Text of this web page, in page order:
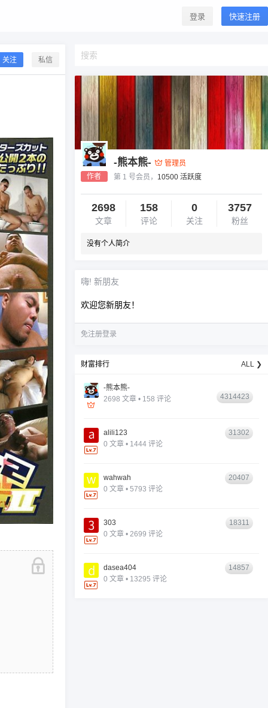
登录 快速注册
关注 私信
作者
-熊本熊-
管理员
第 1 号会员， 10500 活跃度
2698
文章
158
评论
0
关注
3757
粉丝
没有个人简介
嗨! 新朋友
欢迎您新朋友！
免注册登录
财富排行 ALL ❯
-熊本熊-
2698 文章 • 158 评论
4314423
alili123
0 文章 • 1444 评论
31302
wahwah
0 文章 • 5793 评论
20407
303
0 文章 • 2699 评论
18311
dasea404
0 文章 • 13295 评论
14857